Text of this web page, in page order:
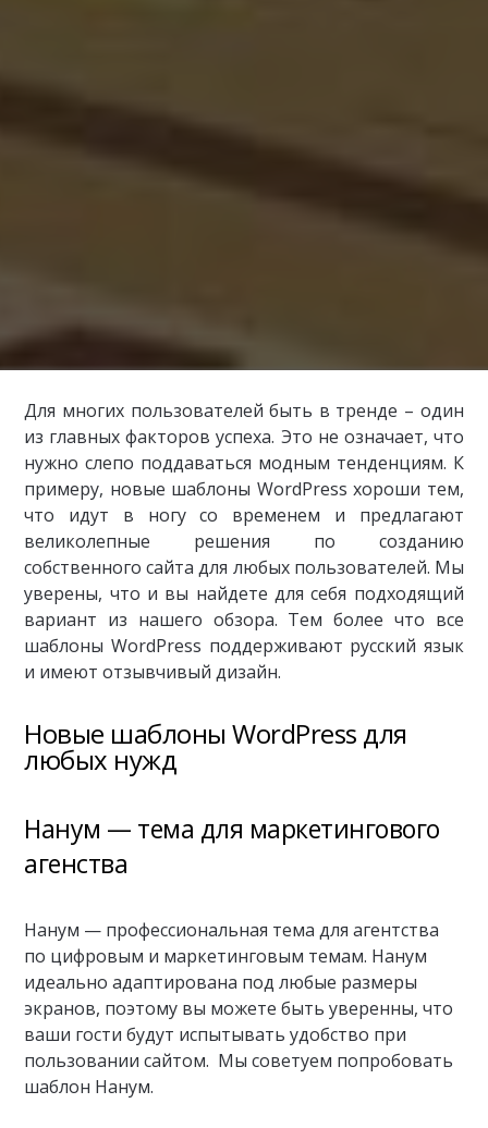
Для многих пользователей быть в тренде – один
из главных факторов успеха. Это не означает, что
нужно слепо поддаваться модным тенденциям. К
примеру, новые шаблоны WordPress хороши тем,
что идут в ногу со временем и предлагают
великолепные решения по созданию
собственного сайта для любых пользователей. Мы
уверены, что и вы найдете для себя подходящий
вариант из нашего обзора. Тем более что все
шаблоны WordPress поддерживают русский язык
и имеют отзывчивый дизайн.
Новые шаблоны WordPress для
любых нужд
Нанум — тема для маркетингового
агенства
Нанум — профессиональная тема для агентства
по цифровым и маркетинговым темам. Нанум
идеально адаптирована под любые размеры
экранов, поэтому вы можете быть уверенны, что
ваши гости будут испытывать удобство при
пользовании сайтом. Мы советуем попробовать
шаблон Нанум.